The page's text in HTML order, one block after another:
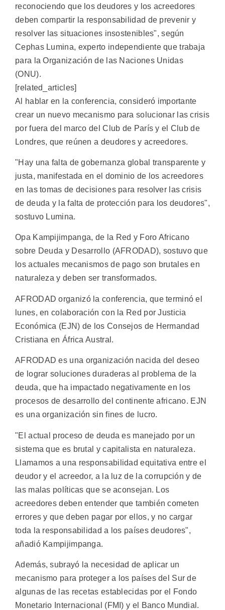
reconociendo que los deudores y los acreedores
deben compartir la responsabilidad de prevenir y
resolver las situaciones insostenibles", según
Cephas Lumina, experto independiente que trabaja
para la Organización de las Naciones Unidas
(ONU).
[related_articles]
Al hablar en la conferencia, consideró importante
crear un nuevo mecanismo para solucionar las crisis
por fuera del marco del Club de París y el Club de
Londres, que reúnen a deudores y acreedores.
"Hay una falta de gobernanza global transparente y
justa, manifestada en el dominio de los acreedores
en las tomas de decisiones para resolver las crisis
de deuda y la falta de protección para los deudores",
sostuvo Lumina.
Opa Kampijimpanga, de la Red y Foro Africano
sobre Deuda y Desarrollo (AFRODAD), sostuvo que
los actuales mecanismos de pago son brutales en
naturaleza y deben ser transformados.
AFRODAD organizó la conferencia, que terminó el
lunes, en colaboración con la Red por Justicia
Económica (EJN) de los Consejos de Hermandad
Cristiana en África Austral.
AFRODAD es una organización nacida del deseo
de lograr soluciones duraderas al problema de la
deuda, que ha impactado negativamente en los
procesos de desarrollo del continente africano. EJN
es una organización sin fines de lucro.
"El actual proceso de deuda es manejado por un
sistema que es brutal y capitalista en naturaleza.
Llamamos a una responsabilidad equitativa entre el
deudor y el acreedor, a la luz de la corrupción y de
las malas políticas que se aconsejan. Los
acreedores deben entender que también cometen
errores y que deben pagar por ellos, y no cargar
toda la responsabilidad a los países deudores",
añadió Kampijimpanga.
Además, subrayó la necesidad de aplicar un
mecanismo para proteger a los países del Sur de
algunas de las recetas establecidas por el Fondo
Monetario Internacional (FMI) y el Banco Mundial.